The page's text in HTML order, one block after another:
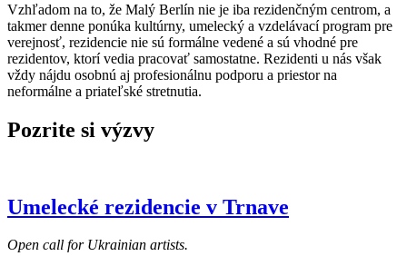
Vzhľadom na to, že Malý Berlín nie je iba rezidenčným centrom, a
takmer denne ponúka kultúrny, umelecký a vzdelávací program pre
verejnosť, rezidencie nie sú formálne vedené a sú vhodné pre
rezidentov, ktorí vedia pracovať samostatne. Rezidenti u nás však
vždy nájdu osobnú aj profesionálnu podporu a priestor na
neformálne a priateľské stretnutia.
Pozrite si výzvy
Umelecké rezidencie v Trnave
Open call for Ukrainian artists.